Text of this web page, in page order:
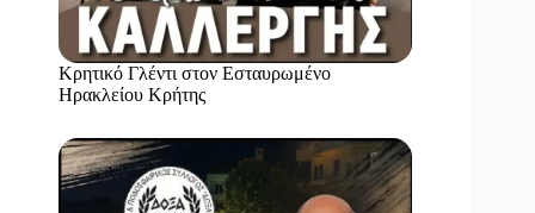
Κρητικό Γλέντι στον Εσταυρωμένο
Ηρακλείου Κρήτης